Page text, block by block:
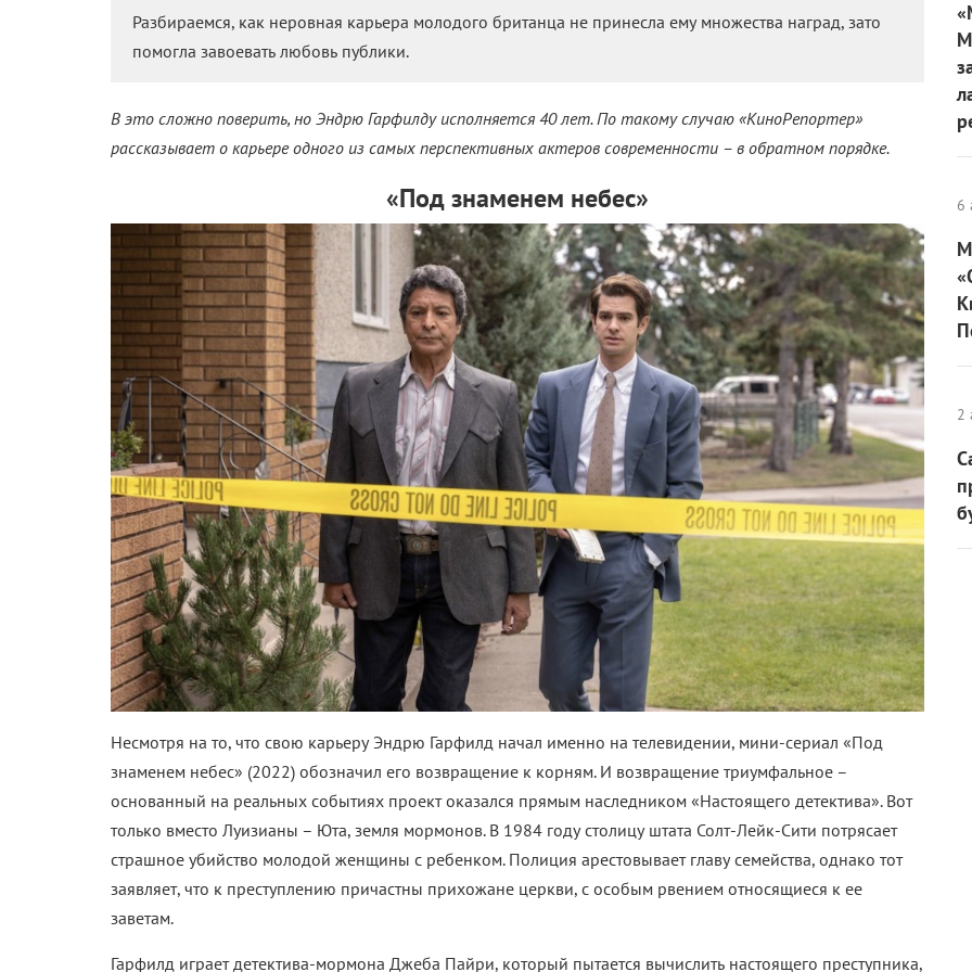
Разбираемся, как неровная карьера молодого британца не принесла ему множества наград, зато
помогла завоевать любовь публики.
В это сложно поверить, но Эндрю Гарфилду исполняется 40 лет. По такому случаю «КиноРепортер»
рассказывает о карьере одного из самых перспективных актеров современности – в обратном порядке.
«Под знаменем небес»
Несмотря на то, что свою карьеру Эндрю Гарфилд начал именно на телевидении, мини-сериал «Под
знаменем небес» (2022) обозначил его возвращение к корням. И возвращение триумфальное –
основанный на реальных событиях проект оказался прямым наследником «Настоящего детектива». Вот
только вместо Луизианы – Юта, земля мормонов. В 1984 году столицу штата Солт-Лейк-Сити потрясает
страшное убийство молодой женщины с ребенком. Полиция арестовывает главу семейства, однако тот
заявляет, что к преступлению причастны прихожане церкви, с особым рвением относящиеся к ее
заветам.
Гарфилд играет детектива-мормона Джеба Пайри, который пытается вычислить настоящего преступника,
6
2